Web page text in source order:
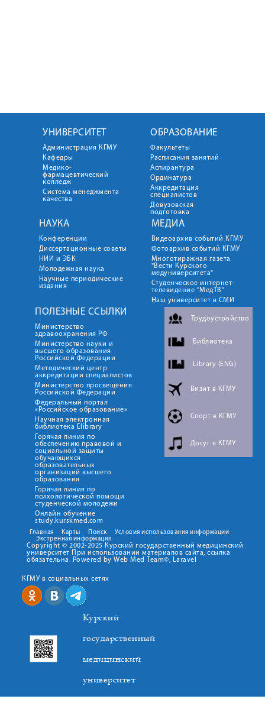
УНИВЕРСИТЕТ
Администрация КГМУ
Кафедры
Медико-
фармацевтический
колледж
Система менеджмента
качества
ОБРАЗОВАНИЕ
Факультеты
Расписания занятий
Аспирантура
Ординатура
Аккредитация
специалистов
Довузовская
подготовка
НАУКА
Конференции
Диссертационные советы
НИИ и ЭБК
Молодежная наука
Научные периодические
издания
МЕДИА
Видеоархив событий КГМУ
Фотоархив событий КГМУ
Многотиражная газета
"Вести Курского
медуниверситета"
Студенческое интернет-
телевидение "МедТВ"
Наш университет в СМИ
ПОЛЕЗНЫЕ ССЫЛКИ
Министерство
здравоохранения РФ
Министерство науки и
высшего образования
Российской Федерации
Методический центр
аккредитации специалистов
Министерство просвещения
Российской Федерации
Федеральный портал
«Российское образование»
Научная электронная
библиотека Elibrary
Горячая линия по
обеспечению правовой и
социальной защиты
обучающихся
образовательных
организаций высшего
образования
Горячая линия по
психологической помощи
студенческой молодежи
Онлайн обучение
study.kurskmed.com
Трудоустройство
Библиотека
Library (ENG)
Визит в КГМУ
Спорт в КГМУ
Досуг в КГМУ
Главная Карты Поиск
Условия использования информации
Экстренная информация
Copyright © 2002-2025 Курский государственный медицинский
университет При использовании материалов сайта, ссылка
обязательна. Powered by Web Med Team©, Laravel
КГМУ в социальных сетях
Курский
государственный
медицинский
университет